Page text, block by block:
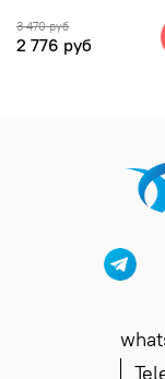
3 470 руб
2 776 руб